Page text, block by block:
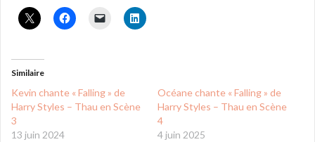
Similaire
Kevin chante « Falling » de
Harry Styles – Thau en Scène
3
13 juin 2024
Océane chante « Falling » de
Harry Styles – Thau en Scène
4
4 juin 2025